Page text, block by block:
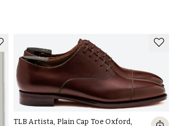
TLB Artista, Plain Cap Toe Oxford,